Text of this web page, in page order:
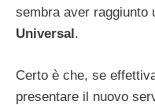
sembra aver raggiunto
Universal .
Certo è che, se
presentare il nuovo